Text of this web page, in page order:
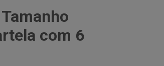
com 6